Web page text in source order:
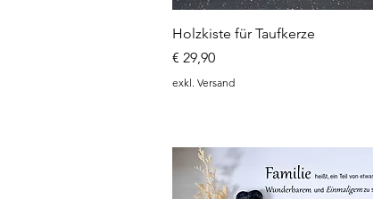
Schnellansicht
Holzkiste für Taufkerze
Preis
€ 29,90
exkl. Versand